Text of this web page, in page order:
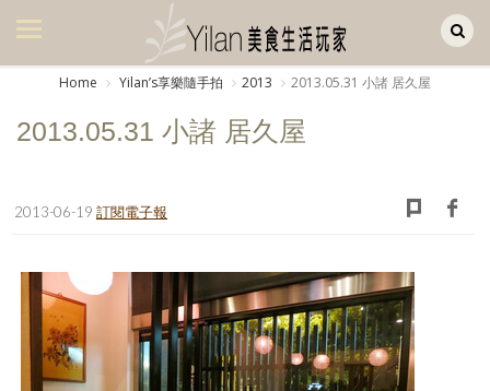
美食集
生活風
書房集
日記簿
Home Yilanʼs享樂隨手拍 2013 2013.05.31 小諸 居久屋
2013.05.31 小諸 居久屋
2013-06-19 訂閱電子報